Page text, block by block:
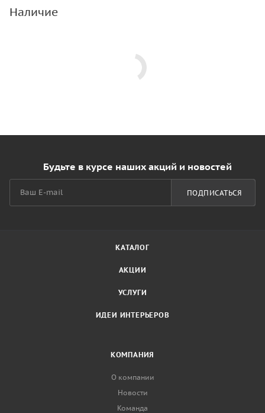
Наличие
Будьте в курсе наших акций и новостей
ПОДПИСАТЬСЯ
КАТАЛОГ
АКЦИИ
УСЛУГИ
ИДЕИ ИНТЕРЬЕРОВ
КОМПАНИЯ
О компании
Новости
Команда